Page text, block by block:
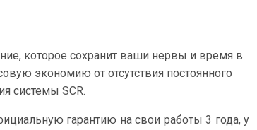
которое сохранит ваши нервы и время в
экономию от отсутствия постоянного
системы SCR.
гарантию на свои работы 3 года, у